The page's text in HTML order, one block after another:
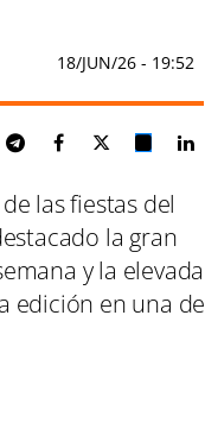
18/JUN/26 - 19:52
las fiestas del
la gran
y la elevada
edición en una de